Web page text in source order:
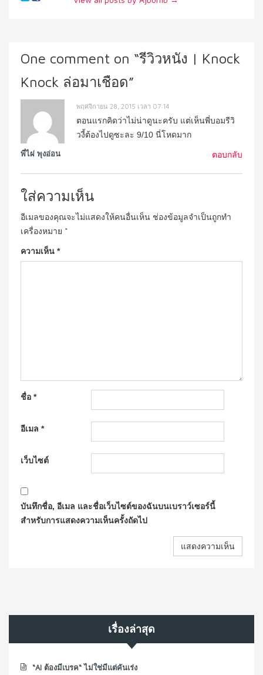
One comment on “รีวิวหนัง | Knock
Knock ล่อมาเชือด”
พี่ไผ่ พุงอ่อน
พฤศจิกายน 28, 2015 เวลา 07:14
ตอนแรกคิดว่าไม่น่าดูนะครับ แต่เห็นพี่บอมรีวิ
วงี้ต้องไปดูซะละ 9/10 นี่โหดมาก
ตอบกลับ
ใส่ความเห็น
อีเมลของคุณจะไม่แสดงให้คนอื่นเห็น ช่องข้อมูลจำเป็นถูกทำ
เครื่องหมาย *
ความเห็น *
ชื่อ *
อีเมล *
เว็บไซต์
บันทึกชื่อ, อีเมล และชื่อเว็บไซต์ของฉันบนเบราว์เซอร์นี้
สำหรับการแสดงความเห็นครั้งถัดไป
เรื่องล่าสุด
“AI ต้องมีเบรค“ ไม่ใช่มีแต่คันเร่ง